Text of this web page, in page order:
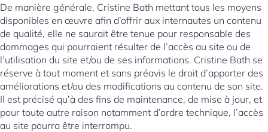
De manière générale, Cristine Bath mettant tous les moyens
disponibles en œuvre afin d’offrir aux internautes un contenu
de qualité, elle ne saurait être tenue pour responsable des
dommages qui pourraient résulter de l’accès au site ou de
l’utilisation du site et/ou de ses informations. Cristine Bath se
réserve à tout moment et sans préavis le droit d’apporter des
améliorations et/ou des modifications au contenu de son site.
Il est précisé qu’à des fins de maintenance, de mise à jour, et
pour toute autre raison notamment d’ordre technique, l’accès
au site pourra être interrompu.